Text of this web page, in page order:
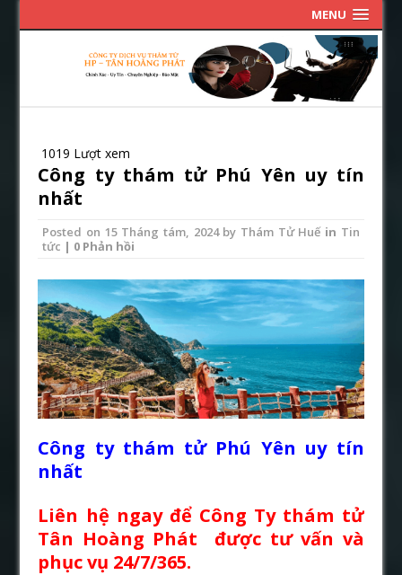
MENU
1019 Lượt xem
Công ty thám tử Phú Yên uy tín
nhất
Posted on 15 Tháng tám, 2024by Thám Tử Huếin Tin
tức | 0 Phản hồi
Công ty thám tử Phú Yên uy tín
nhất
Liên hệ ngay để Công Ty thám tử
Tân Hoàng Phát được tư vấn và
phục vụ 24/7/365.